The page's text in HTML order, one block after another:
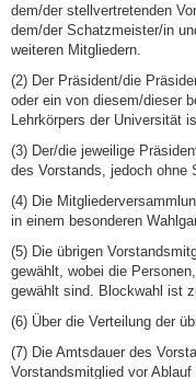
dem/der stellvertretenden
dem/der Schatzmeister/in
weiteren Mitgliedern.
(2) Der Präsident/die
oder ein von diesem/dieser
Lehrkörpers der Universität
(3) Der/die jeweilige
des Vorstands, jedoch ohne
(4) Die
in einem besonderen
(5) Die übrigen
gewählt, wobei die
gewählt sind. Blockwahl ist
(6) Über die Verteilung der
(7) Die Amtsdauer des
Vorstandsmitglied vor